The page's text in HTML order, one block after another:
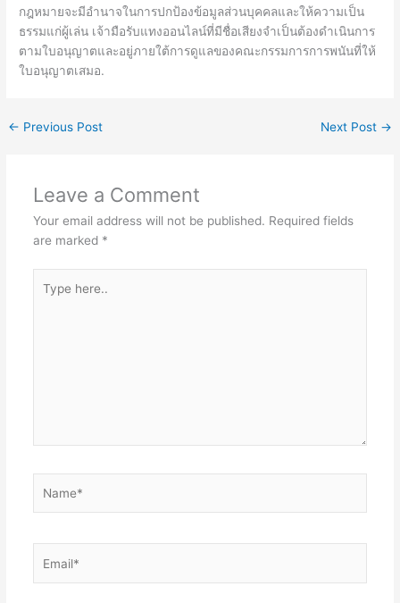
กฎหมายจะมีอำนาจในการปกป้องข้อมูลส่วนบุคคลและให้ความเป็น
ธรรมแก่ผู้เล่น เจ้ามือรับแทงออนไลน์ที่มีชื่อเสียงจำเป็นต้องดำเนินการ
ตามใบอนุญาตและอยู่ภายใต้การดูแลของคณะกรรมการการพนันที่ให้
ใบอนุญาตเสมอ.
← Previous Post Next Post →
Leave a Comment
Your email address will not be published. Required fields
are marked *
here..